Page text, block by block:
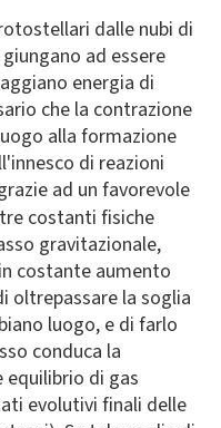
dalle nubi di
ad essere
energia di
che la contrazione
alla formazione
di reazioni
ad un favorevole
costanti fisiche
gravitazionale,
costante aumento
oltrepassare la soglia
luogo, e di farlo
conduca la
di gas
evolutivi finali delle